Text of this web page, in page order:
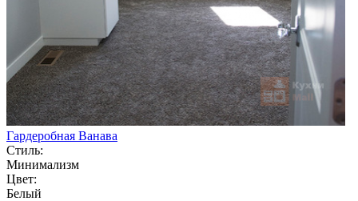
Гардеробная Ванава
Стиль:
Минимализм
Цвет:
Белый